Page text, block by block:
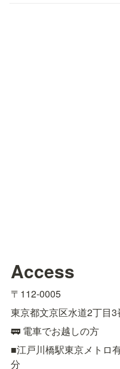
Access
〒112-0005
東京都文京区水道2丁目
🚃 電車でお越しの方
■江戸川橋駅東京メトロ
分